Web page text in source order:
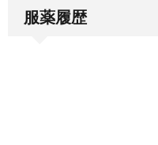
服薬履歴